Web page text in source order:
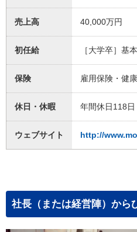
売上高 40,000万円
初任給 ［大学卒］基
保険 雇用保険・健
休日・休暇 年間休日118日
ウェブサイト http://
社長（または経営陣）から